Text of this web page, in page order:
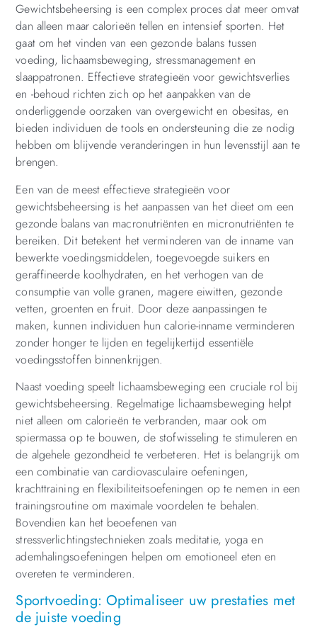
Gewichtsbeheersing is een complex proces dat meer omvat
dan alleen maar calorieën tellen en intensief sporten. Het
gaat om het vinden van een gezonde balans tussen
voeding, lichaamsbeweging, stressmanagement en
slaappatronen. Effectieve strategieën voor gewichtsverlies
en -behoud richten zich op het aanpakken van de
onderliggende oorzaken van overgewicht en obesitas, en
bieden individuen de tools en ondersteuning die ze nodig
hebben om blijvende veranderingen in hun levensstijl aan te
brengen.
Een van de meest effectieve strategieën voor
gewichtsbeheersing is het aanpassen van het dieet om een
gezonde balans van macronutriënten en micronutriënten te
bereiken. Dit betekent het verminderen van de inname van
bewerkte voedingsmiddelen, toegevoegde suikers en
geraffineerde koolhydraten, en het verhogen van de
consumptie van volle granen, magere eiwitten, gezonde
vetten, groenten en fruit. Door deze aanpassingen te
maken, kunnen individuen hun calorie-inname verminderen
zonder honger te lijden en tegelijkertijd essentiële
voedingsstoffen binnenkrijgen.
Naast voeding speelt lichaamsbeweging een cruciale rol bij
gewichtsbeheersing. Regelmatige lichaamsbeweging helpt
niet alleen om calorieën te verbranden, maar ook om
spiermassa op te bouwen, de stofwisseling te stimuleren en
de algehele gezondheid te verbeteren. Het is belangrijk om
een combinatie van cardiovasculaire oefeningen,
krachttraining en flexibiliteitsoefeningen op te nemen in een
trainingsroutine om maximale voordelen te behalen.
Bovendien kan het beoefenen van
stressverlichtingstechnieken zoals meditatie, yoga en
ademhalingsoefeningen helpen om emotioneel eten en
overeten te verminderen.
Sportvoeding: Optimaliseer uw prestaties met
de juiste voeding